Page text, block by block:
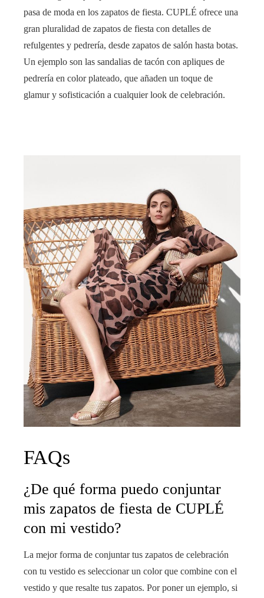
pasa de moda en los zapatos de fiesta. CUPLÉ ofrece una
gran pluralidad de zapatos de fiesta con detalles de
refulgentes y pedrería, desde zapatos de salón hasta botas.
Un ejemplo son las sandalias de tacón con apliques de
pedrería en color plateado, que añaden un toque de
glamur y sofisticación a cualquier look de celebración.
FAQs
¿De qué forma puedo conjuntar
mis zapatos de fiesta de CUPLÉ
con mi vestido?
La mejor forma de conjuntar tus zapatos de celebración
con tu vestido es seleccionar un color que combine con el
vestido y que resalte tus zapatos. Por poner un ejemplo, si